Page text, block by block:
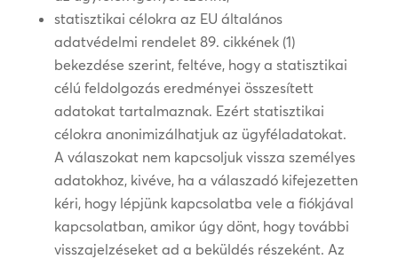
statisztikai célokra az EU általános
adatvédelmi rendelet 89. cikkének (1)
bekezdése szerint, feltéve, hogy a statisztikai
célú feldolgozás eredményei összesített
adatokat tartalmaznak. Ezért statisztikai
célokra anonimizálhatjuk az ügyféladatokat.
A válaszokat nem kapcsoljuk vissza személyes
adatokhoz, kivéve, ha a válaszadó kifejezetten
kéri, hogy lépjünk kapcsolatba vele a fiókjával
kapcsolatban, amikor úgy dönt, hogy további
visszajelzéseket ad a beküldés részeként. Az